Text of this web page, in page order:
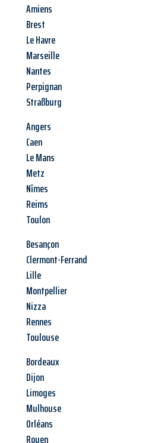
Amiens
Brest
Le Havre
Marseille
Nantes
Perpignan
Straßburg
Angers
Caen
Le Mans
Metz
Nîmes
Reims
Toulon
Besançon
Clermont-Ferrand
Lille
Montpellier
Nizza
Rennes
Toulouse
Bordeaux
Dijon
Limoges
Mulhouse
Orléans
Rouen